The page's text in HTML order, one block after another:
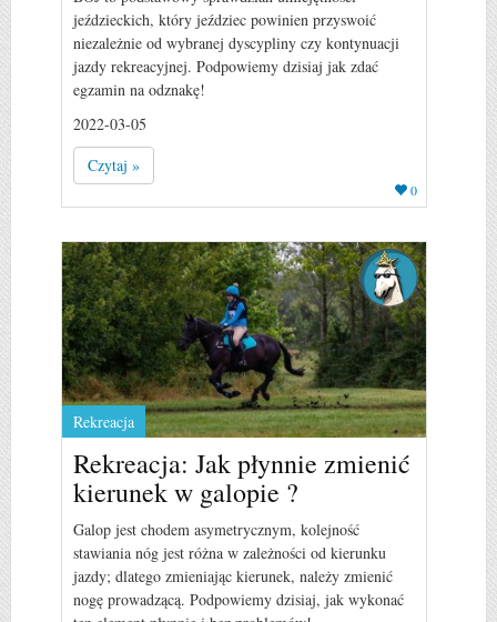
jeździeckich, który jeździec powinien przyswoić
niezależnie od wybranej dyscypliny czy kontynuacji
jazdy rekreacyjnej. Podpowiemy dzisiaj jak zdać
egzamin na odznakę!
2022-03-05
Czytaj »
0
Rekreacja
Rekreacja: Jak płynnie zmienić
kierunek w galopie ?
Galop jest chodem asymetrycznym, kolejność
stawiania nóg jest różna w zależności od kierunku
jazdy; dlatego zmieniając kierunek, należy zmienić
nogę prowadzącą. Podpowiemy dzisiaj, jak wykonać